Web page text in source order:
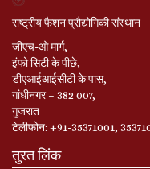
राष्ट्रीय फैशन प्रौद्योगिकी संस्थान
जीएच-ओ मार्ग,
इंफो सिटी के पीछे,
डीएआईआईसीटी के पास,
गांधीनगर – 382 007,
गुजरात
टेलीफोन: +91-35371001,
तुरत लिंक